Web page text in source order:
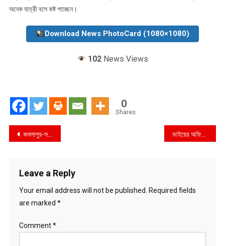
অনেক যাত্রী বসে কষ্ট পাচ্ছেন।
Download News PhotoCard (1080×1080)
102 News Views
0
Shares
Post
কমলাপুর-সদরঘাটে মানুষের ঢল ভাইয়ের অফিসে এসে ১৪ তলা থেকে পড়ে বোনের মৃত্যু
Leave a Reply
Your email address will not be published.
Required fields
are marked *
Comment*